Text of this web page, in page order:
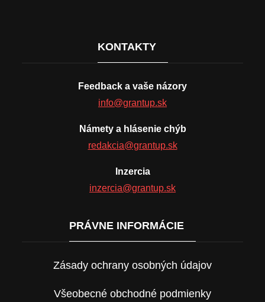
KONTAKTY
Feedback a vaše názory
info@grantup.sk
Námety a hlásenie chýb
redakcia@grantup.sk
Inzercia
inzercia@grantup.sk
PRÁVNE INFORMÁCIE
Zásady ochrany osobných údajov
Všeobecné obchodné podmienky